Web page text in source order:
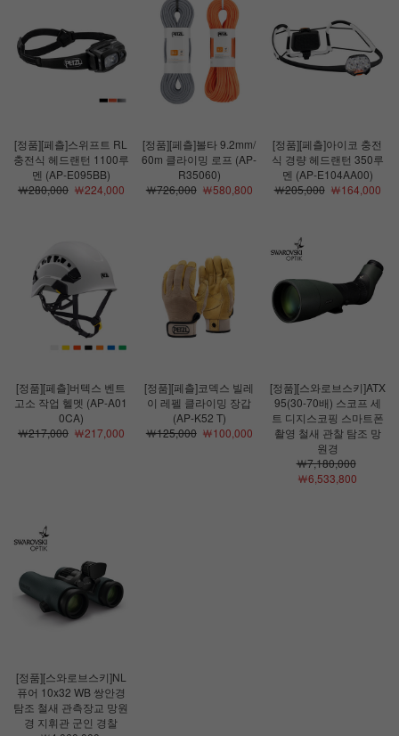
[정품][페츨]스위프트 RL
충전식 헤드랜턴 1100루
멘 (AP-E095BB)
￦280,000￦224,000
[정품][페츨]볼타 9.2mm/
60m 클라이밍 로프 (AP-
R35060)
￦726,000￦580,800
[정품][페츨]아이코 충전
식 경량 헤드랜턴 350루
멘 (AP-E104AA00)
￦205,000￦164,000
[정품][페츨]버텍스 벤트
고소 작업 헬멧 (AP-A01
0CA)
￦217,000￦217,000
[정품][페츨]코덱스 빌레
이 레펠 클라이밍 장갑
(AP-K52 T)
￦125,000￦100,000
[정품][스와로브스키]ATX
95(30-70배) 스코프 세
트 디지스코핑 스마트폰
촬영 철새 관찰 탐조 망
원경
￦7,180,000
￦6,533,800
[정품][스와로브스키]NL
퓨어 10x32 WB 쌍안경
탐조 철새 관측장교 망원
경 지휘관 군인 경찰